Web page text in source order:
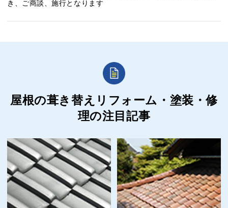
き、ご商談、施行となります
屋根の葺き替えリフォーム・塗装・修
理の注目記事